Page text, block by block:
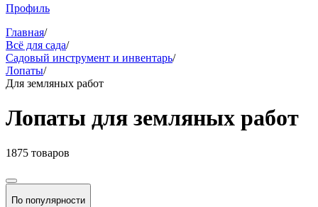
Профиль
Главная/
Всё для сада/
Садовый инструмент и инвентарь/
Лопаты/
Для земляных работ
Лопаты для земляных работ
1875 товаров
По популярности